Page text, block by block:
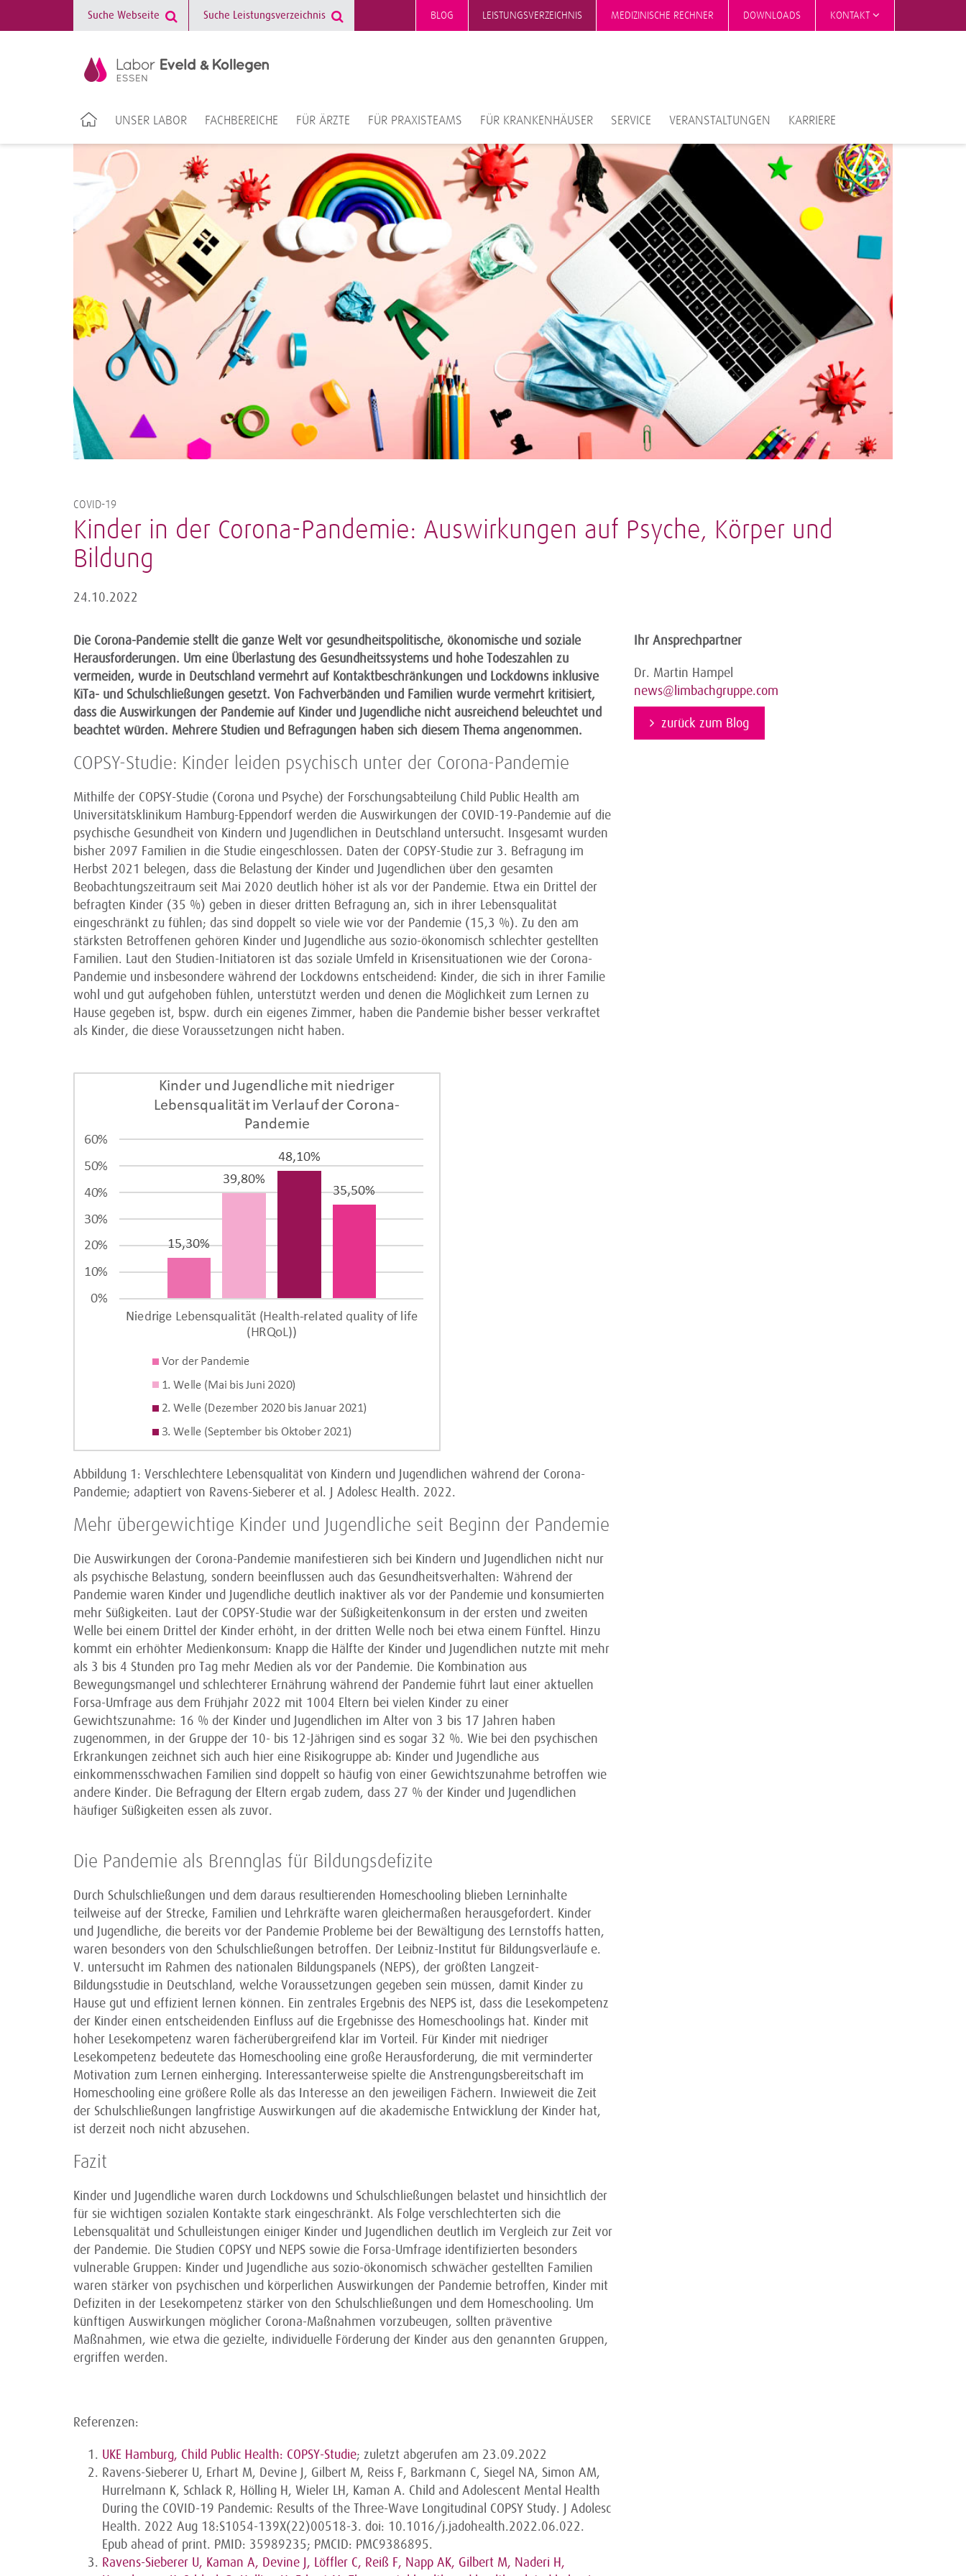
BLOG LEISTUNGSVERZEICHNIS MEDIZINISCHE RECHNER DOWNLOADS KONTAKT
UNSER LABOR FACHBEREICHE FÜR ÄRZTE FÜR PRAXISTEAMS FÜR KRANKENHÄUSER SERVICE VERANSTALTUNGEN KARRIERE
COVID-19
Kinder in der Corona-Pandemie: Auswirkungen auf Psyche, Körper und
Bildung
24.10.2022
Die Corona-Pandemie stellt die ganze Welt vor gesundheitspolitische, ökonomische und soziale
Herausforderungen. Um eine Überlastung des Gesundheitssystems und hohe Todeszahlen zu
vermeiden, wurde in Deutschland vermehrt auf Kontaktbeschränkungen und Lockdowns inklusive
KiTa- und Schulschließungen gesetzt. Von Fachverbänden und Familien wurde vermehrt kritisiert,
dass die Auswirkungen der Pandemie auf Kinder und Jugendliche nicht ausreichend beleuchtet und
beachtet würden. Mehrere Studien und Befragungen haben sich diesem Thema angenommen.
COPSY-Studie: Kinder leiden psychisch unter der Corona-Pandemie
Mithilfe der COPSY-Studie (Corona und Psyche) der Forschungsabteilung Child Public Health am
Universitätsklinikum Hamburg-Eppendorf werden die Auswirkungen der COVID-19-Pandemie auf die
psychische Gesundheit von Kindern und Jugendlichen in Deutschland untersucht. Insgesamt wurden
bisher 2097 Familien in die Studie eingeschlossen. Daten der COPSY-Studie zur 3. Befragung im
Herbst 2021 belegen, dass die Belastung der Kinder und Jugendlichen über den gesamten
Beobachtungszeitraum seit Mai 2020 deutlich höher ist als vor der Pandemie. Etwa ein Drittel der
befragten Kinder (35 %) geben in dieser dritten Befragung an, sich in ihrer Lebensqualität
eingeschränkt zu fühlen; das sind doppelt so viele wie vor der Pandemie (15,3 %). Zu den am
stärksten Betroffenen gehören Kinder und Jugendliche aus sozio-ökonomisch schlechter gestellten
Familien. Laut den Studien-Initiatoren ist das soziale Umfeld in Krisensituationen wie der Corona-
Pandemie und insbesondere während der Lockdowns entscheidend: Kinder, die sich in ihrer Familie
wohl und gut aufgehoben fühlen, unterstützt werden und denen die Möglichkeit zum Lernen zu
Hause gegeben ist, bspw. durch ein eigenes Zimmer, haben die Pandemie bisher besser verkraftet
als Kinder, die diese Voraussetzungen nicht haben.
Abbildung 1: Verschlechtere Lebensqualität von Kindern und Jugendlichen während der Corona-
Pandemie; adaptiert von Ravens-Sieberer et al. J Adolesc Health. 2022.
Mehr übergewichtige Kinder und Jugendliche seit Beginn der Pandemie
Die Auswirkungen der Corona-Pandemie manifestieren sich bei Kindern und Jugendlichen nicht nur
als psychische Belastung, sondern beeinflussen auch das Gesundheitsverhalten: Während der
Pandemie waren Kinder und Jugendliche deutlich inaktiver als vor der Pandemie und konsumierten
mehr Süßigkeiten. Laut der COPSY-Studie war der Süßigkeitenkonsum in der ersten und zweiten
Welle bei einem Drittel der Kinder erhöht, in der dritten Welle noch bei etwa einem Fünftel. Hinzu
kommt ein erhöhter Medienkonsum: Knapp die Hälfte der Kinder und Jugendlichen nutzte mit mehr
als 3 bis 4 Stunden pro Tag mehr Medien als vor der Pandemie. Die Kombination aus
Bewegungsmangel und schlechterer Ernährung während der Pandemie führt laut einer aktuellen
Forsa-Umfrage aus dem Frühjahr 2022 mit 1004 Eltern bei vielen Kinder zu einer
Gewichtszunahme: 16 % der Kinder und Jugendlichen im Alter von 3 bis 17 Jahren haben
zugenommen, in der Gruppe der 10- bis 12-Jährigen sind es sogar 32 %. Wie bei den psychischen
Erkrankungen zeichnet sich auch hier eine Risikogruppe ab: Kinder und Jugendliche aus
einkommensschwachen Familien sind doppelt so häufig von einer Gewichtszunahme betroffen wie
andere Kinder. Die Befragung der Eltern ergab zudem, dass 27 % der Kinder und Jugendlichen
häufiger Süßigkeiten essen als zuvor.
Die Pandemie als Brennglas für Bildungsdefizite
Durch Schulschließungen und dem daraus resultierenden Homeschooling blieben Lerninhalte
teilweise auf der Strecke, Familien und Lehrkräfte waren gleichermaßen herausgefordert. Kinder
und Jugendliche, die bereits vor der Pandemie Probleme bei der Bewältigung des Lernstoffs hatten,
waren besonders von den Schulschließungen betroffen. Der Leibniz-Institut für Bildungsverläufe e.
V. untersucht im Rahmen des nationalen Bildungspanels (NEPS), der größten Langzeit-
Bildungsstudie in Deutschland, welche Voraussetzungen gegeben sein müssen, damit Kinder zu
Hause gut und effizient lernen können. Ein zentrales Ergebnis des NEPS ist, dass die Lesekompetenz
der Kinder einen entscheidenden Einfluss auf die Ergebnisse des Homeschoolings hat. Kinder mit
hoher Lesekompetenz waren fächerübergreifend klar im Vorteil. Für Kinder mit niedriger
Lesekompetenz bedeutete das Homeschooling eine große Herausforderung, die mit verminderter
Motivation zum Lernen einherging. Interessanterweise spielte die Anstrengungsbereitschaft im
Homeschooling eine größere Rolle als das Interesse an den jeweiligen Fächern. Inwieweit die Zeit
der Schulschließungen langfristige Auswirkungen auf die akademische Entwicklung der Kinder hat,
ist derzeit noch nicht abzusehen.
Fazit
Kinder und Jugendliche waren durch Lockdowns und Schulschließungen belastet und hinsichtlich der
für sie wichtigen sozialen Kontakte stark eingeschränkt. Als Folge verschlechterten sich die
Lebensqualität und Schulleistungen einiger Kinder und Jugendlichen deutlich im Vergleich zur Zeit vor
der Pandemie. Die Studien COPSY und NEPS sowie die Forsa-Umfrage identifizierten besonders
vulnerable Gruppen: Kinder und Jugendliche aus sozio-ökonomisch schwächer gestellten Familien
waren stärker von psychischen und körperlichen Auswirkungen der Pandemie betroffen, Kinder mit
Defiziten in der Lesekompetenz stärker von den Schulschließungen und dem Homeschooling. Um
künftigen Auswirkungen möglicher Corona-Maßnahmen vorzubeugen, sollten präventive
Maßnahmen, wie etwa die gezielte, individuelle Förderung der Kinder aus den genannten Gruppen,
ergriffen werden.
Referenzen:
UKE Hamburg, Child Public Health: COPSY-Studie; zuletzt abgerufen am 23.09.2022
Ravens-Sieberer U, Erhart M, Devine J, Gilbert M, Reiss F, Barkmann C, Siegel NA, Simon AM,
Hurrelmann K, Schlack R, Hölling H, Wieler LH, Kaman A. Child and Adolescent Mental Health
During the COVID-19 Pandemic: Results of the Three-Wave Longitudinal COPSY Study. J Adolesc
Health. 2022 Aug 18:S1054-139X(22)00518-3. doi: 10.1016/j.jadohealth.2022.06.022.
Epub ahead of print. PMID: 35989235; PMCID: PMC9386895.
Ravens-Sieberer U, Kaman A, Devine J, Löffler C, Reiß F, Napp AK, Gilbert M, Naderi H,
Ihr Ansprechpartner
Dr. Martin Hampel
news@limbachgruppe.com
zurück zum Blog